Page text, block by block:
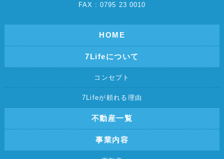
FAX : 0795 23 0010
HOME
7Lifeについて
コンセプト
7Lifeが頼れる理由
不動産一覧
事業内容